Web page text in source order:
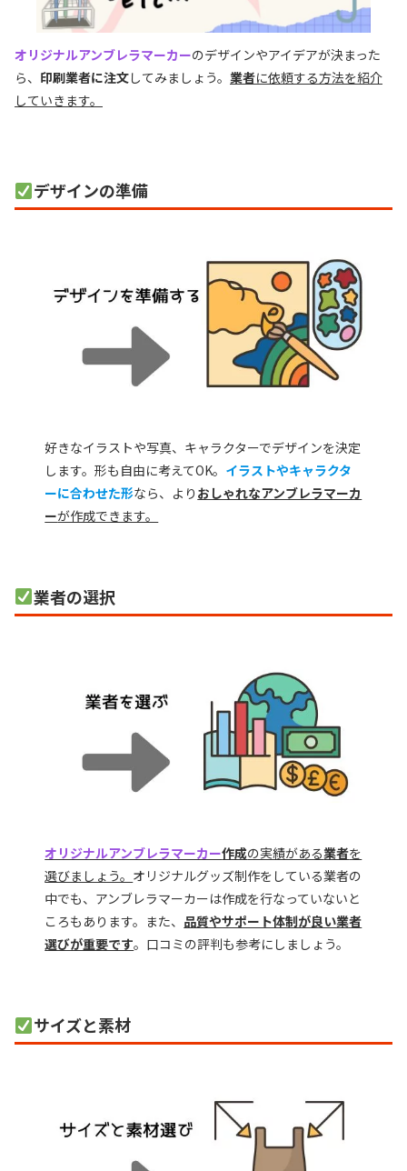
オリジナルアンブレラマーカーのデザインやアイデアが決まった
ら、 印刷業者に注文してみましょう。 業者に依頼する方法を紹介
していきます。
デザインの準備
好きなイラストや写真、キャラクターでデザインを決定
します。形も自由に考えてOK。 イラストやキャラクタ
ーに合わせた形なら、より おしゃれなアンブレラマーカ
ーが作成できます。
業者の選択
オリジナルアンブレラマーカー作成の実績がある業者を
選びましょう。 オリジナルグッズ制作をしている業者の
中でも、アンブレラマーカーは作成を行なっていないと
ころもあります。また、 品質やサポート体制が良い業者
選びが重要です。口コミの評判も参考にしましょう。
サイズと素材